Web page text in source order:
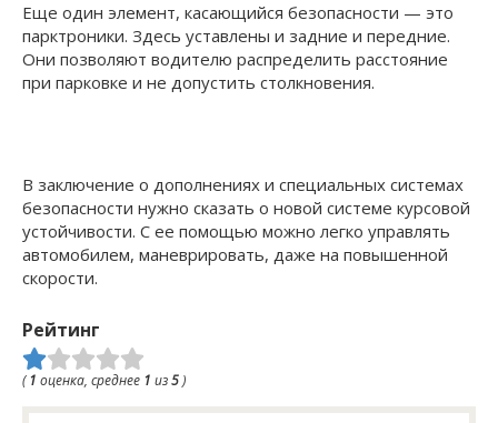
Еще один элемент, касающийся безопасности — это
парктроники. Здесь уставлены и задние и передние.
Они позволяют водителю распределить расстояние
при парковке и не допустить столкновения.
В заключение о дополнениях и специальных системах
безопасности нужно сказать о новой системе курсовой
устойчивости. С ее помощью можно легко управлять
автомобилем, маневрировать, даже на повышенной
скорости.
Рейтинг
(1 оценка, среднее 1 из5)